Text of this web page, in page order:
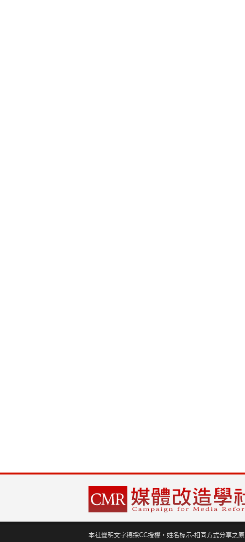
本社聲明文字稿採CC授權，姓名標示-相同方式分享之